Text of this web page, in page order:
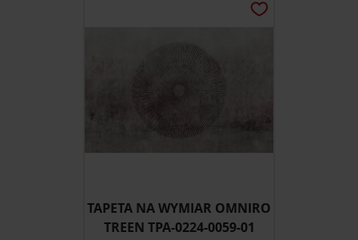
TAPETA NA WYMIAR OMNIRO
TREEN TPA-0224-0059-01